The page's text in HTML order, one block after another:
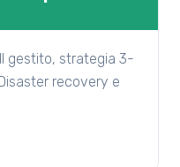
gestito, strategia 3-
recovery e